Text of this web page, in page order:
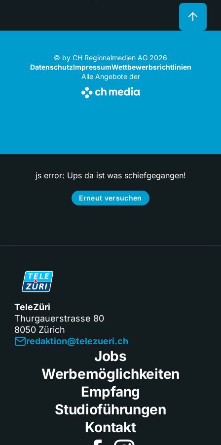
© by CH Regionalmedien AG 2026
DatenschutzImpressumWettbewerbsrichtlinien
Alle Angebote der
js error: Ups da ist was schiefgegangen!
Erneut versuchen
TeleZüri
Thurgauerstrasse 80
8050 Zürich
redaktion@telezueri.ch
Jobs
Werbemöglichkeiten
Empfang
Studioführungen
Kontakt